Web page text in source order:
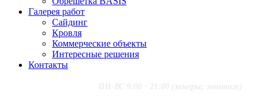
Галерея работ
Сайдинг
Кровля
Коммерческие объекты
Интересные решения
Контакты